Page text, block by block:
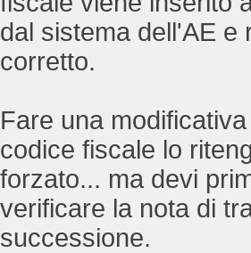
dal sistema dell'AE e
corretto.
Fare una
codice fiscale lo
forzato... ma devi
verificare la nota di
successione.